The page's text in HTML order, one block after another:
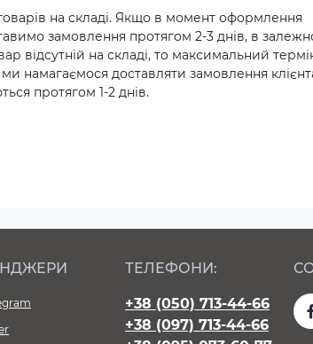
на складі. Якщо в момент оформлення
замовлення протягом 2-3 днів, в
відсутній на складі, то максимальний
намагаємося доставляти замовлення
протягом 1-2 днів.
ТЕЛЕФОНИ:
+38 (050) 713-44-66
+38 (097) 713-44-66